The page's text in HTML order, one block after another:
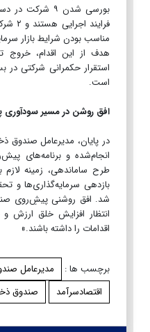
مناسب بودن شرایط بازار
هدف از این اقدام، خروج
استقرار حکمرانی شرکتی
است.
افق روشن در مسیر سودآوری
در پایان، مدیرعامل صندوق
انجام‌شده و برنامه‌های
طرح ساماندهی، زمینه لازم
بازدهی سرمایه‌گذاری‌ها و
شد. افق روشنی پیش‌ِروی
انتظار افزایش خلق ارزش و
اقدامات را داشته باشند.»
برچسب ها :
مدیرعامل
اقتصادسرآمد
صندوق